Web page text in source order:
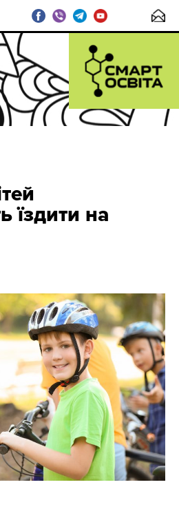
їздити на